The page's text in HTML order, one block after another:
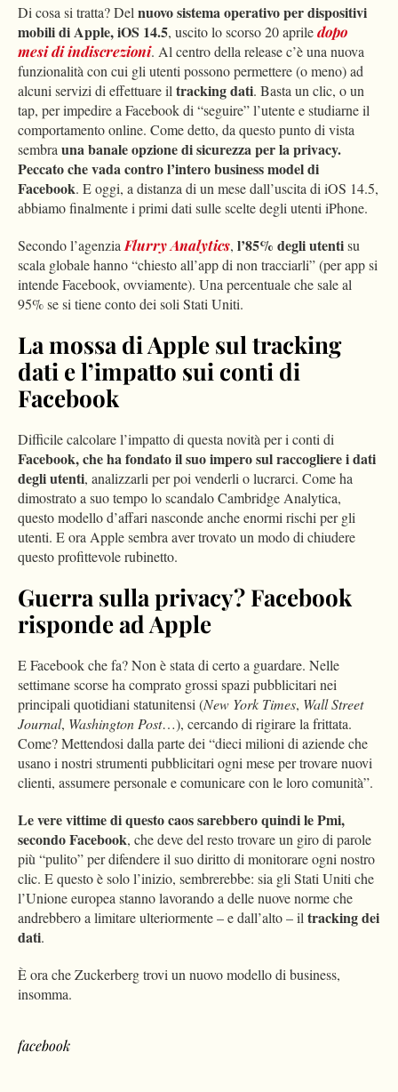
Di cosa si tratta? Del nuovo sistema operativo per dispositivi
mobili di Apple, iOS 14.5, uscito lo scorso 20 apriledopo
mesi di indiscrezioni. Al centro della release c’è una nuova
funzionalità con cui gli utenti possono permettere (o meno) ad
alcuni servizi di effettuare il tracking dati. Basta un clic, o un
tap, per impedire a Facebook di “seguire” l’utente e studiarne il
comportamento online. Come detto, da questo punto di vista
sembra una banale opzione di sicurezza per la privacy.
Peccato che vada contro l’intero business model di
Facebook. E oggi, a distanza di un mese dall’uscita di iOS 14.5,
abbiamo finalmente i primi dati sulle scelte degli utenti iPhone.
Secondo l’agenzia Flurry Analytics, l’85% degli utentisu
scala globale hanno “chiesto all’app di non tracciarli” (per app si
intende Facebook, ovviamente). Una percentuale che sale al
95% se si tiene conto dei soli Stati Uniti.
La mossa di Apple sul tracking
dati e l’impatto sui conti di
Facebook
Difficile calcolare l’impatto di questa novità per i conti di
Facebook, che ha fondato il suo impero sul raccogliere i dati
degli utenti, analizzarli per poi venderli o lucrarci. Come ha
dimostrato a suo tempo lo scandalo Cambridge Analytica,
questo modello d’affari nasconde anche enormi rischi per gli
utenti. E ora Apple sembra aver trovato un modo di chiudere
questo profittevole rubinetto.
Guerra sulla privacy? Facebook
risponde ad Apple
E Facebook che fa? Non è stata di certo a guardare. Nelle
settimane scorse ha comprato grossi spazi pubblicitari nei
principali quotidiani statunitensi (New York Times, Wall Street
Journal, Washington Post…), cercando di rigirare la frittata.
Come? Mettendosi dalla parte dei “dieci milioni di aziende che
usano i nostri strumenti pubblicitari ogni mese per trovare nuovi
clienti, assumere personale e comunicare con le loro comunità”.
Le vere vittime di questo caos sarebbero quindi le Pmi,
secondo Facebook, che deve del resto trovare un giro di parole
più “pulito” per difendere il suo diritto di monitorare ogni nostro
clic. E questo è solo l’inizio, sembrerebbe: sia gli Stati Uniti che
l’Unione europea stanno lavorando a delle nuove norme che
andrebbero a limitare ulteriormente – e dall’alto – il tracking dei
dati.
È ora che Zuckerberg trovi un nuovo modello di business,
insomma.
facebook